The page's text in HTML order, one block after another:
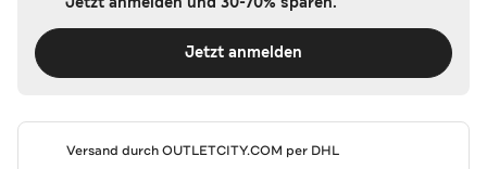
Jetzt anmelden
Versand durchOUTLETCITY.COM per DHL